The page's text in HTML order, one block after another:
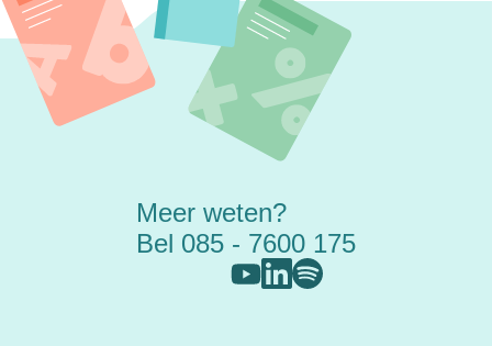
Meer weten?
Bel 085 - 7600 175